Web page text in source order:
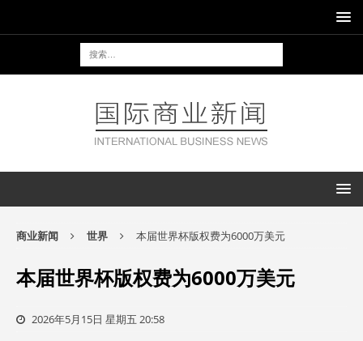
商业新闻 世界 本届世界杯版权费为6000万美元
本届世界杯版权费为6000万美元
2026年5月15日 星期五 20:58